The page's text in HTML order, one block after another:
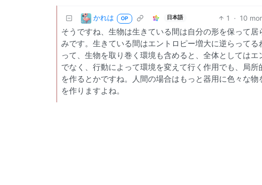
かれは OP 日本語 1 · 10
そうですね、生物は生きている間は自分の形を保って
みです。生きている間はエントロピー増大に逆らって
って、生物を取り巻く環境も含めると、全体としては
でなく、行動によって環境を変えて行く作用でも、局
を作るとかですね。人間の場合はもっと器用に色々な
を作りますよね。